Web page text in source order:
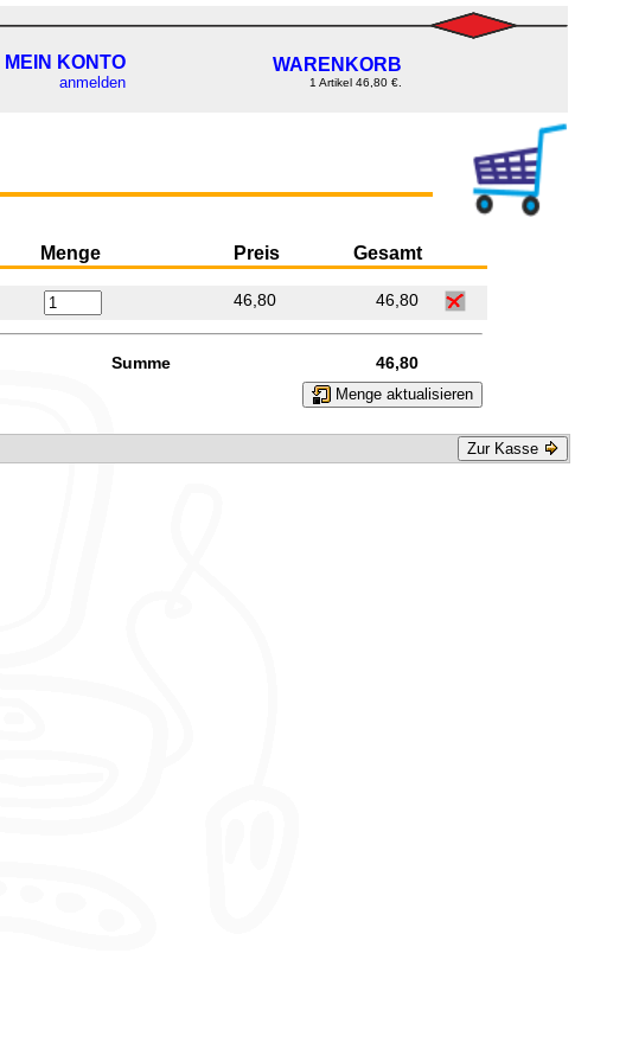
MEIN KONTO
anmelden
WARENKORB
1 Artikel 46,80 €.
Menge Preis Gesamt
46,80 46,80
Summe 46,80
Menge aktualisieren
Zur Kasse